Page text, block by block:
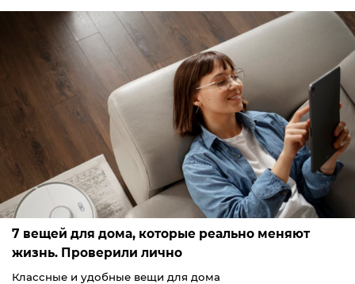
7 вещей для дома, которые реально меняют
жизнь. Проверили лично
Классные и удобные вещи для дома